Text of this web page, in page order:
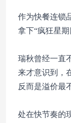
作为快餐连锁
拿下“疯狂星期
瑞秋曾经一直
来才意识到，
反而是溢价最
处在快节奏的